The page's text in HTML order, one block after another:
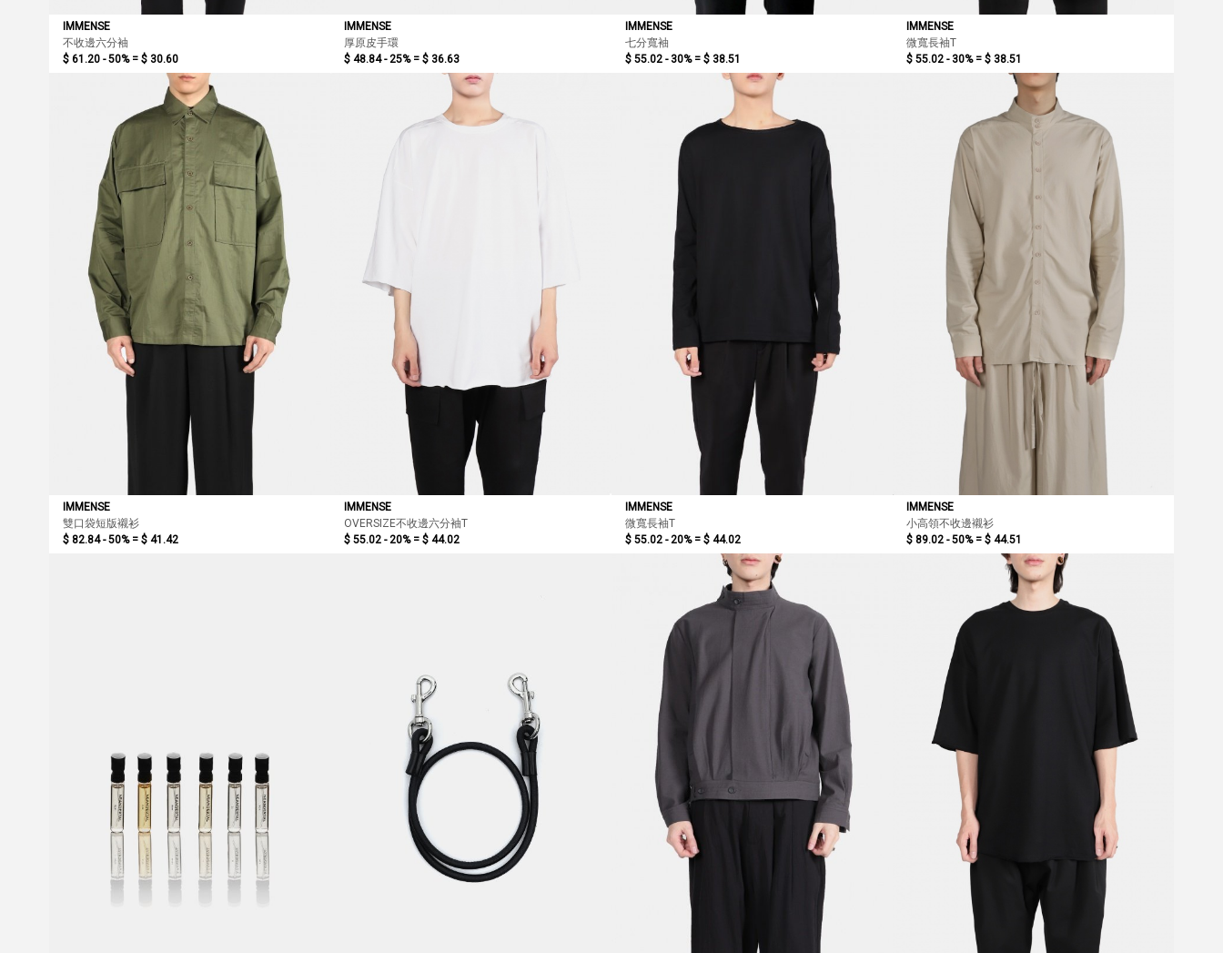
IMMENSE
不收邊六分袖
$ 61.20 - 50% = $ 30.60
IMMENSE
厚原皮手環
$ 48.84 - 25% = $ 36.63
IMMENSE
七分寬袖
$ 55.02 - 30% = $ 38.51
IMMENSE
微寬長袖T
$ 55.02 - 30% =$ 38.51
IMMENSE
雙口袋短版襯衫
$ 82.84 - 50% = $ 41.42
IMMENSE
OVERSIZE不收邊六分袖T
$ 55.02 - 20% = $ 44.02
IMMENSE
微寬長袖T
$ 55.02 - 20% = $ 44.02
IMMENSE
小高領不收邊襯衫
$ 89.02 - 50% =$ 44.51